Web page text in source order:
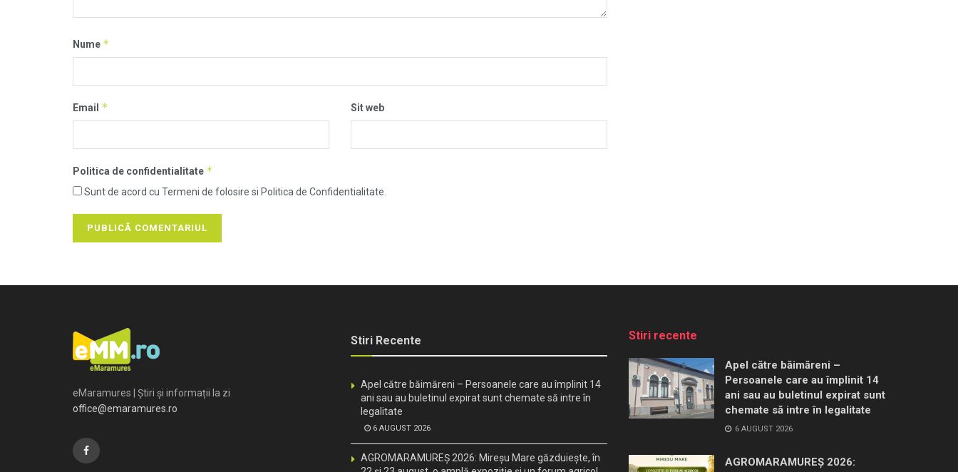
Nume *
Email * Sit web
Politica de confidentialitate *
Sunt de acord cu Termeni de folosire si Politica de Confidentialitate.
eMaramures | Știri și informații la zi
office@emaramures.ro
Stiri Recente
Apel către băimăreni – Persoanele care au împlinit 14
ani sau au buletinul expirat sunt chemate să intre în
legalitate
6 AUGUST 2026
AGROMARAMUREȘ 2026: Mireșu Mare găzduiește, în
Stiri recente
Apel către băimăreni –
Persoanele care au împlinit 14
ani sau au buletinul expirat sunt
chemate să intre în legalitate
6 AUGUST 2026
AGROMARAMUREȘ 2026: